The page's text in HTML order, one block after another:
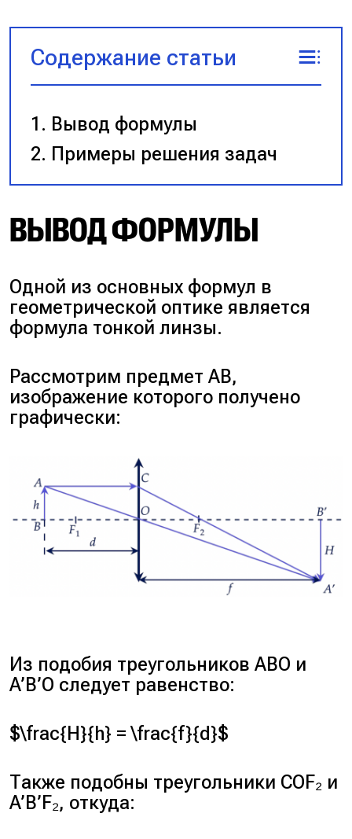
Содержание статьи
Вывод формулы
Примеры решения задач
ВЫВОД ФОРМУЛЫ
Одной из основных формул в
геометрической оптике является
формула тонкой линзы.
Рассмотрим предмет АВ,
изображение которого получено
графически:
Из подобия треугольников ABO и
A’B’O следует равенство:
$\frac{H}{h} = \frac{f}{d}$
Также подобны треугольники COF₂ и
A’B’F₂, откуда: